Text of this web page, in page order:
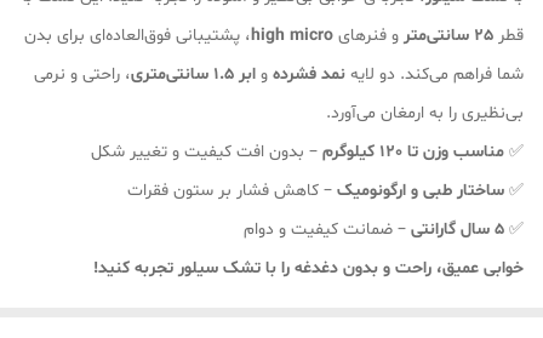
قطر 25 سانتی‌متر و فنرهای high micro، پشتیبانی فوق‌العاده‌ای برای بدن
شما فراهم می‌کند. دو لایه نمد فشرده و ابر 1.5 سانتی‌متری
، راحتی و نرمی
بی‌نظیری را به ارمغان می‌آورد.
✅ مناسب وزن تا 120 کیلوگرم
– بدون افت کیفیت و تغییر شکل
✅ ساختار طبی و ارگونومیک – کاهش فشار بر ستون فقرات
✅ 5 سال گارانتی
– ضمانت کیفیت و دوام
خوابی عمیق، راحت و بدون دغدغه را با تشک سیلور تجربه کنید!